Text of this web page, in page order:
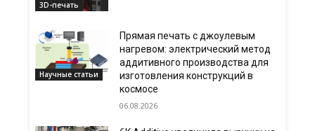
3D-печать
Научные статьи
Прямая печать с джоулевым
нагревом: электрический метод
аддитивного производства для
изготовления конструкций в
космосе
06.08.2026